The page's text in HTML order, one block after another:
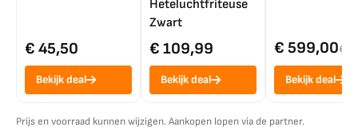
€ 45,50
Bekijk deal
Heteluchtfriteuse
Zwart
€ 109,99
Bekijk deal
€ 599,00€
Bekijk deal
Prijs en voorraad kunnen wijzigen. Aankopen lopen via de partner.